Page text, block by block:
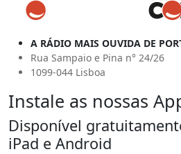
A RÁDIO MAIS OUVIDA DE
Rua Sampaio e Pina n° 24/26
1099-044 Lisboa
Instale as nossas
Disponível
iPad e Android